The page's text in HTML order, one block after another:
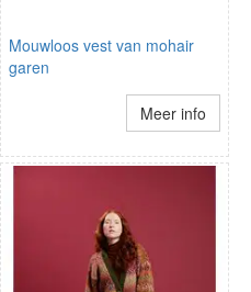
Mouwloos vest van mohair
garen
Meer info